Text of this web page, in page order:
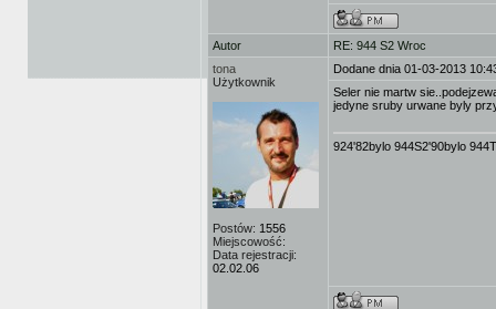
Autor
RE: 944 S2 Wroc
tona
Użytkownik
Postów: 1556
Miejscowość:
Data rejestracji:
02.02.06
Dodane dnia 01-03-2013
Seler nie martw
jedyne sruby urwane byly
924'82bylo 944S2'90bylo